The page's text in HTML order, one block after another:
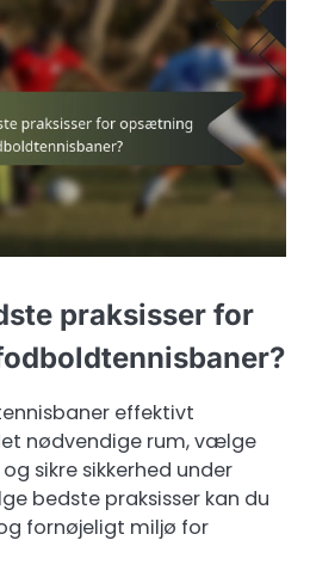
praksisser for
effektivt
nødvendige rum, vælge
sikre sikkerhed under
bedste praksisser kan du
fornøjeligt miljø for